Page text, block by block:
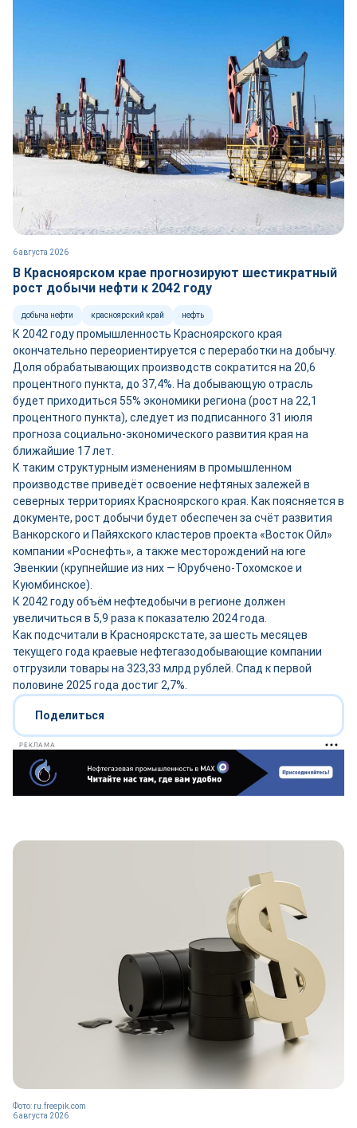
6 августа 2026
В Красноярском крае прогнозируют шестикратный
рост добычи нефти к 2042 году
добыча нефти красноярский край нефть
К 2042 году промышленность Красноярского края
окончательно переориентируется с переработки на добычу.
Доля обрабатывающих производств сократится на 20,6
процентного пункта, до 37,4%. На добывающую отрасль
будет приходиться 55% экономики региона (рост на 22,1
процентного пункта), следует из подписанного 31 июля
прогноза социально-экономического развития края на
ближайшие 17 лет.
К таким структурным изменениям в промышленном
производстве приведёт освоение нефтяных залежей в
северных территориях Красноярского края. Как поясняется в
документе, рост добычи будет обеспечен за счёт развития
Ванкорского и Пайяхского кластеров проекта «Восток Ойл»
компании «Роснефть», а также месторождений на юге
Эвенкии (крупнейшие из них — Юрубчено-Тохомское и
Куюмбинское).
К 2042 году объём нефтедобычи в регионе должен
увеличиться в 5,9 раза к показателю 2024 года.
Как подсчитали в Красноярскстате, за шесть месяцев
текущего года краевые нефтегазодобывающие компании
отгрузили товары на 323,33 млрд рублей. Спад к первой
половине 2025 года достиг 2,7%.
Поделиться
РЕКЛАМА
6 августа 2026
Фото: ru.freepik.com